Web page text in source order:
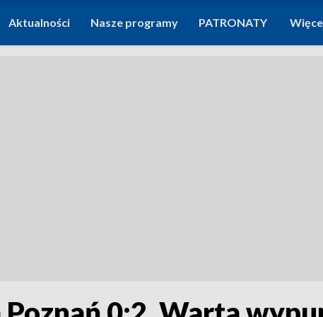
Aktualności Nasze programy PATRONATY